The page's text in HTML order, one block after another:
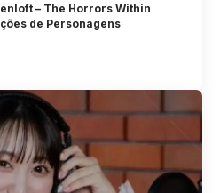
– The Horrors Within
de Personagens